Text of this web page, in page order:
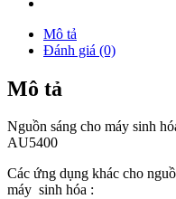
Mô tả
Đánh giá (0)
Mô tả
Nguồn sáng cho máy sinh
AU5400
Các ứng dụng khác cho
máy sinh hóa :